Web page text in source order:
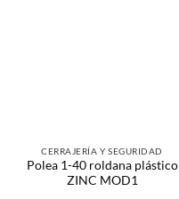
CERRAJERÍA Y SEGURIDAD
Polea 1-40 roldana plástico
ZINC MOD1